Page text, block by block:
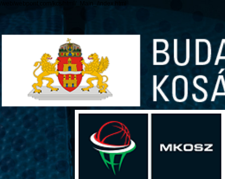
/web/webpont.com/kcs/html/_Main_/index.html